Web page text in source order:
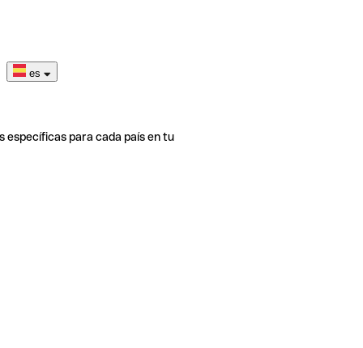
es
específicas para cada país en tu